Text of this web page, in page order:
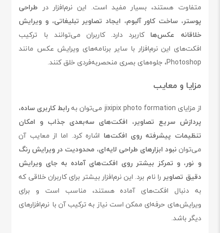
متفاوت هستند، بسیار مفید است. این نرم‌افزار در طراحی
پوستر، ساخت کاور آلبوم، ایجاد تصاویر تبلیغاتی، و ویرایش
خلاقانه عکس‌ها کاربرد دارد. کاربران می‌توانند با ترکیب
افکت‌های این نرم‌افزار با سایر برنامه‌های ویرایش عکس مانند
Photoshop، جلوه‌های بصری منحصر‌به‌فردی خلق کنند.
مزایا و معایب
از مزایای jixipix photo formation می‌توان به
رابط کاربری ساده،
پردازش سریع تصاویر، افکت‌های سه‌بعدی جذاب و امکان
تنظیمات پیشرفته روی افکت‌ها اشاره کرد. اما از معایب آن
می‌توان نبود ابزارهای طراحی لایه‌ای، محدودیت در ویرایش رنگ
و نور، و تمرکز بیشتر روی افکت‌های آماده به جای ویرایش
دقیق تصاویر را نام برد. این نرم‌افزار بیشتر برای کاربران خلاقی که
به دنبال افکت‌های آماده هستند، مناسب است و برای
ویرایش‌های حرفه‌ای ممکن است نیاز به ترکیب آن با نرم‌افزارهای
دیگر باشد.